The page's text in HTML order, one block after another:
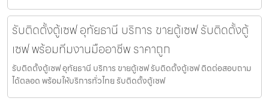
รับติดตั้งตู้เซฟ อุทัยธานี บริการ ขายตู้เซฟ รับติดตั้งตู้
เซฟ พร้อมทีมงานมืออาชีพ ราคาถูก
รับติดตั้งตู้เซฟ อุทัยธานี บริการ ขายตู้เซฟ รับติดตั้งตู้เซฟ ติดต่อสอบถาม
ได้ตลอด พร้อมให้บริการทั่วไทย รับติดตั้งตู้เซฟ